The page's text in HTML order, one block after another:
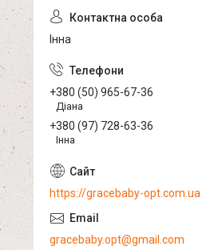
Інна
+380 (50) 965-67-36
Діана
+380 (97) 728-63-36
Інна
https://gracebaby-opt.com.ua
gracebaby.opt@gmail.com